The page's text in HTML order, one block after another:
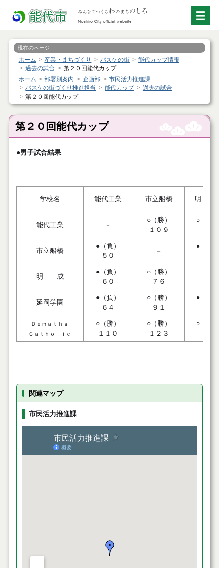
現在のページ
ホーム 産業・まちづくり バスケの街
能代カップ情報
過去の試合
第２０回能代カップ
ホーム
部署別案内 企画部
市民活力推進課
バスケの街づくり推進担当
能代カップ
過去の試合
第２０回能代カップ
第２０回能代カップ
●男子試合結果
学校名 能代工業 市立船橋 明
能代工業 －
○（勝）
１０９
○（勝
市立船橋
●（負）
５０
－
●（負
明 成
●（負）
６０
○（勝）
７６
延岡学園
●（負）
６４
○（勝）
９１
●（負
Ｄｅｍａｔｈａ
Ｃａｔｈｏｌｉｃ
○（勝）
１１０
○（勝）
１２３
○（勝
関連マップ
市民活力推進課